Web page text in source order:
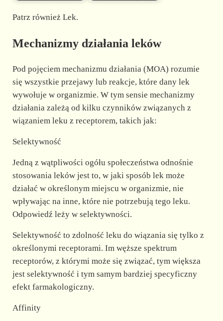
Patrz również Lek.
Mechanizmy działania leków
Pod pojęciem mechanizmu działania (MOA) rozumie
się wszystkie przejawy lub reakcje, które dany lek
wywołuje w organizmie. W tym sensie mechanizmy
działania zależą od kilku czynników związanych z
wiązaniem leku z receptorem, takich jak:
Selektywność
Jedną z wątpliwości ogółu społeczeństwa odnośnie
stosowania leków jest to, w jaki sposób lek może
działać w określonym miejscu w organizmie, nie
wpływając na inne, które nie potrzebują tego leku.
Odpowiedź leży w selektywności.
Selektywność to zdolność leku do wiązania się tylko z
określonymi receptorami. Im węższe spektrum
receptorów, z którymi może się związać, tym większa
jest selektywność i tym samym bardziej specyficzny
efekt farmakologiczny.
Affinity